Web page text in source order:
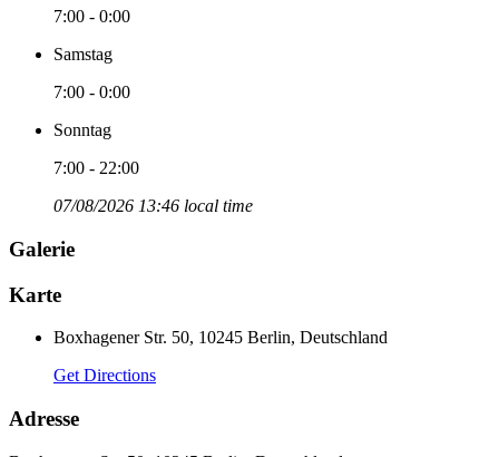
7:00 - 0:00
Samstag
7:00 - 0:00
Sonntag
7:00 - 22:00
07/08/2026 13:46 local time
Galerie
Karte
Boxhagener Str. 50, 10245 Berlin, Deutschland
Get Directions
Adresse